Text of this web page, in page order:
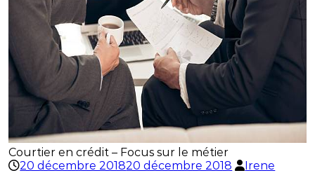
Courtier en crédit – Focus sur le métier
20 décembre 201820 décembre 2018
Irene